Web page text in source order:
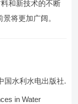
和新技术的不断
将更加广阔。
国水利水电出版社.
in Water